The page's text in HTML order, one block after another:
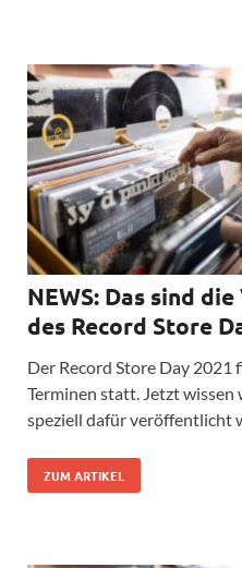
NEWS: Das sind
des Record Store
Der Record Store Day 2021
Terminen statt. Jetzt wissen
speziell dafür veröffentlicht
ZUM ARTIKEL